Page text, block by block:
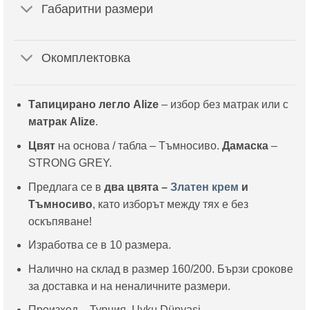
Габаритни размери
Окомплектовка
Тапицирано легло Alize– избор без матрак или с
матрак Alize.
Цвятна основа / табла – Тъмносиво. Дамаска–
STRONG GREY.
Предлага се в два цвята – Златен крем и
Тъмносиво, като изборът между тях е без
оскъпяване!
Изработва се в 10 размера.
Налично на склад в размер 160/200. Бързи срокове
за доставка и на неналичните размери.